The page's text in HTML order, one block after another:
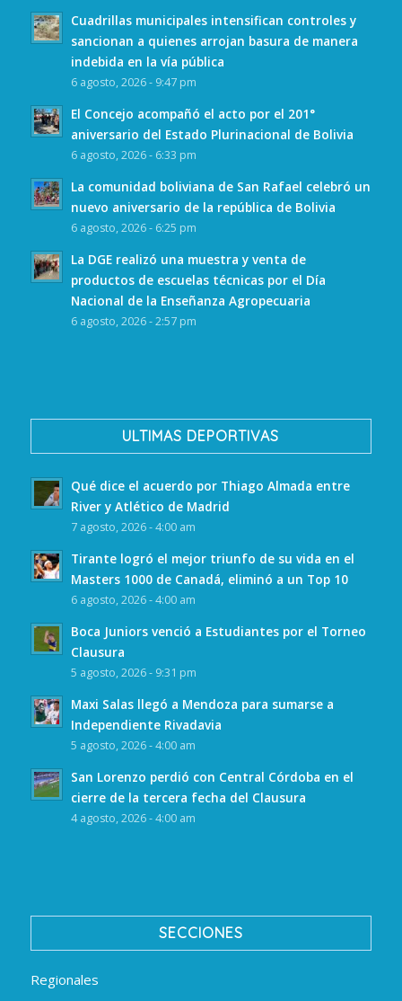
Cuadrillas municipales intensifican controles y
sancionan a quienes arrojan basura de manera
indebida en la vía pública
6 agosto, 2026 - 9:47 pm
El Concejo acompañó el acto por el 201°
aniversario del Estado Plurinacional de Bolivia
6 agosto, 2026 - 6:33 pm
La comunidad boliviana de San Rafael celebró un
nuevo aniversario de la república de Bolivia
6 agosto, 2026 - 6:25 pm
La DGE realizó una muestra y venta de
productos de escuelas técnicas por el Día
Nacional de la Enseñanza Agropecuaria
6 agosto, 2026 - 2:57 pm
ULTIMAS DEPORTIVAS
Qué dice el acuerdo por Thiago Almada entre
River y Atlético de Madrid
7 agosto, 2026 - 4:00 am
Tirante logró el mejor triunfo de su vida en el
Masters 1000 de Canadá, eliminó a un Top 10
6 agosto, 2026 - 4:00 am
Boca Juniors venció a Estudiantes por el Torneo
Clausura
5 agosto, 2026 - 9:31 pm
Maxi Salas llegó a Mendoza para sumarse a
Independiente Rivadavia
5 agosto, 2026 - 4:00 am
San Lorenzo perdió con Central Córdoba en el
cierre de la tercera fecha del Clausura
4 agosto, 2026 - 4:00 am
SECCIONES
Regionales